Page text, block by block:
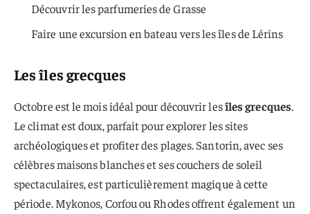
Découvrir les parfumeries de Grasse
Faire une excursion en bateau vers les îles de Lérins
Les îles grecques
Octobre est le mois idéal pour découvrir lesîles grecques.
Le climat est doux, parfait pour explorer les sites
archéologiques et profiter des plages. Santorin, avec ses
célèbres maisons blanches et ses couchers de soleil
spectaculaires, est particulièrement magique à cette
période. Mykonos, Corfou ou Rhodes offrent également un